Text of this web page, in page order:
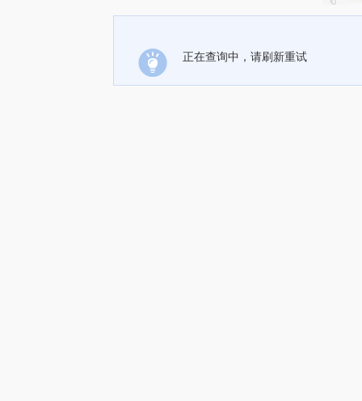
正在查询中，请刷新重试